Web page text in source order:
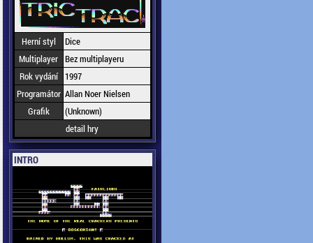
Herní styl
Dice
Multiplayer Bez multiplayeru
Rok vydání
1997
Programátor Allan Noer Nielsen
Grafik
(Unknown)
detail hry
INTRO